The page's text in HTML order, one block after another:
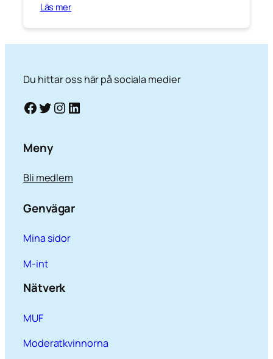
Läs mer
Du hittar oss här på sociala medier
Facebook Twitter Instagram LinkedIn
Meny
Bli medlem
Genvägar
Mina sidor
M-int
Nätverk
MUF
Moderatkvinnorna